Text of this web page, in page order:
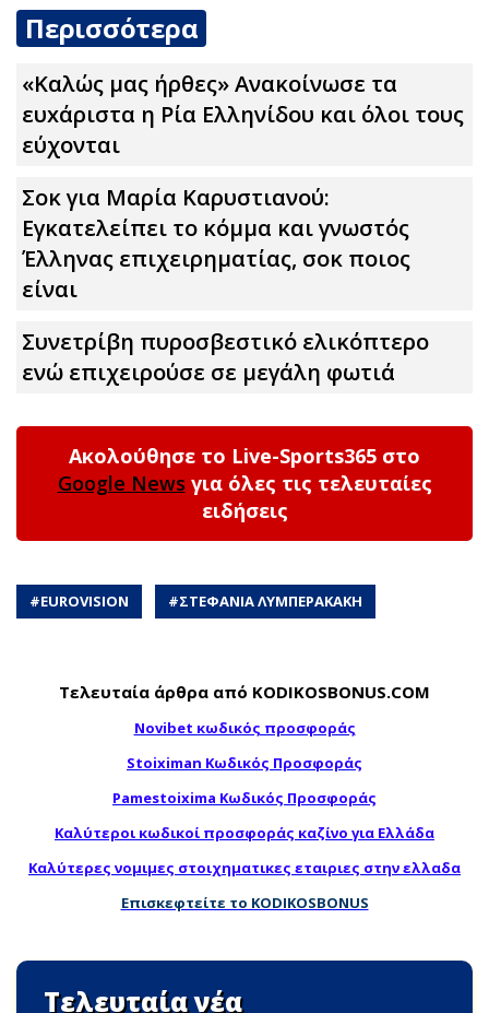
Περισσότερα
«Καλώς μας ήρθες» Ανακοίνωσε τα
ευxάριστα η Ρία Ελληνίδου και όλοι τους
εύχονται
Σoκ για Μαρία Καρυστιανού:
Εγκατελείπει το κόμμα και γνωστός
Έλληνας επιχειρηματίας, σoκ ποιος
είναι
Συνετρίβη πυροσβεστικό ελικόπτερο
ενώ επιχειρούσε σε μεγάλη φωτιά
Ακολούθησε το Live-Sports365 στο
Google News για όλες τις τελευταίες
ειδήσεις
#EUROVISION #ΣΤΕΦΑΝΙΑ ΛΥΜΠΕΡΑΚΑΚΗ
Τελευταία άρθρα από KODIKOSBONUS.COM
Novibet κωδικός προσφοράς
Stoiximan Κωδικός Προσφοράς
Pamestoixima Κωδικός Προσφοράς
Καλύτεροι κωδικοί προσφοράς καζίνο για Ελλάδα
Καλύτερες νομιμες στοιχηματικες εταιριες στην ελλαδα
Επισκεφτείτε το KODIKOSBONUS
Τελευταία νέα